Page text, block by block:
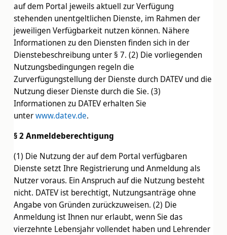
auf dem Portal jeweils aktuell zur Verfügung
stehenden unentgeltlichen Dienste, im Rahmen der
jeweiligen Verfügbarkeit nutzen können. Nähere
Informationen zu den Diensten finden sich in der
Dienstebeschreibung unter § 7. (2) Die vorliegenden
Nutzungsbedingungen regeln die
Zurverfügungstellung der Dienste durch DATEV und die
Nutzung dieser Dienste durch die Sie. (3)
Informationen zu DATEV erhalten Sie
unterwww.datev.de.
§ 2 Anmeldeberechtigung
(1) Die Nutzung der auf dem Portal verfügbaren
Dienste setzt Ihre Registrierung und Anmeldung als
Nutzer voraus. Ein Anspruch auf die Nutzung besteht
nicht. DATEV ist berechtigt, Nutzungsanträge ohne
Angabe von Gründen zurückzuweisen. (2) Die
Anmeldung ist Ihnen nur erlaubt, wenn Sie das
vierzehnte Lebensjahr vollendet haben und Lehrender